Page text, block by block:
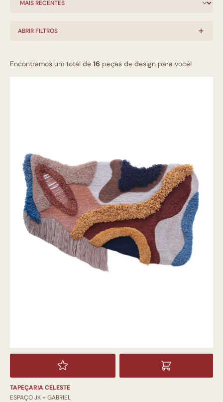
ABRIR FILTROS
Encontramos um total de 16 peças de design para você!
TAPEÇARIA CELESTE
ESPAÇO JK + GABRIEL